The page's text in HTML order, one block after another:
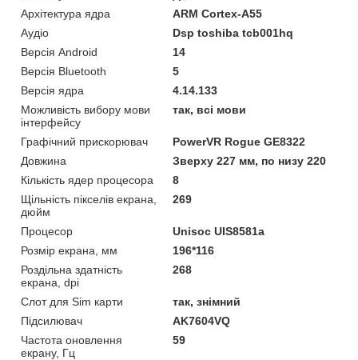
Архітектура ядра
ARM Cortex-A55
Аудіо
Dsp toshiba tcb001hq
Версія Android
14
Версія Bluetooth
5
Версія ядра
4.14.133
Можливість вибору мови
інтерфейсу
так, всі мови
Графічний прискорювач
PowerVR Rogue GE8322
Довжина
Зверху 227 мм, по низу 220
Кількість ядер процесора
8
Щільність пікселів екрана,
дюйм
269
Процесор
Unisoc UIS8581a
Розмір екрана, мм
196*116
Роздільна здатність
екрана, dpi
268
Слот для Sim карти
так, знімний
Підсилювач
AK7604VQ
Частота оновлення
екрану, Гц
59